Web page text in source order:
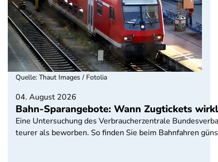
04. August 2026
Bahn-Sparangebote: Wann Zugtickets
Eine Untersuchung des Verbraucherzentrale
teurer als beworben. So finden Sie beim Bahnfahren
Quelle: Thaut Images / Fotolia